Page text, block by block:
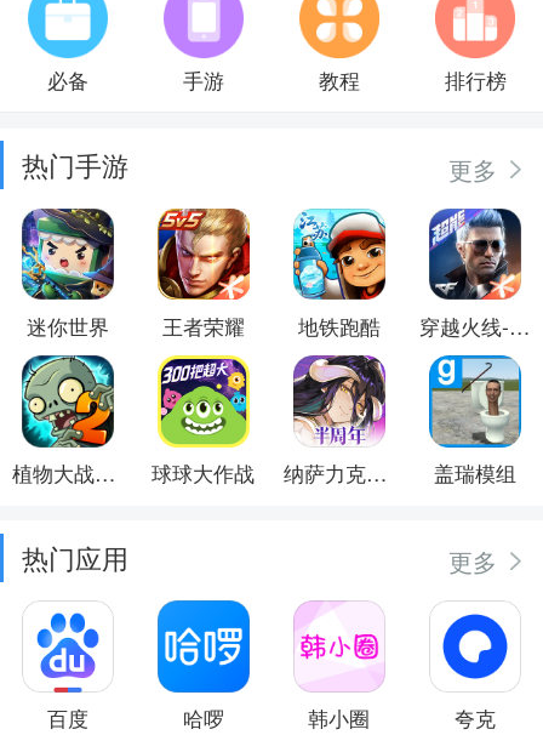
必备 手游 教程 排行榜
热门手游 更多
迷你世界 王者荣耀 地铁跑酷 穿越火线-枪战王者
植物大战僵尸2 球球大作战 纳萨力克之王 盖瑞模组
热门应用 更多
百度 哈啰 韩小圈 夸克